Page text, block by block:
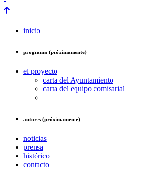
inicio
programa (próximamente)
el proyecto
carta del Ayuntamiento
carta del equipo comisarial
autores (próximamente)
noticias
prensa
histórico
contacto